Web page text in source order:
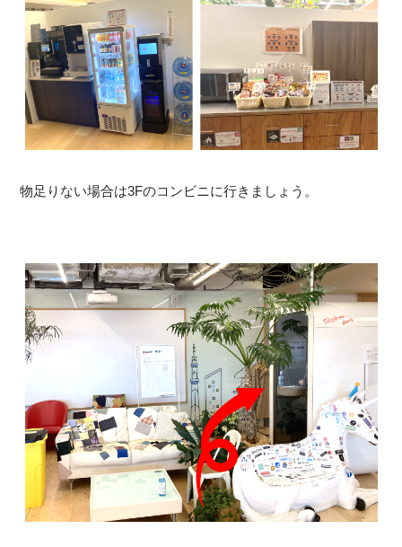
物足りない場合は3Fのコンビニに行きましょう。